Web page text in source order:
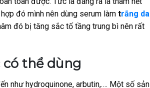
đó mình nên dùng serum làm trắng da
đó bị tăng sắc tố tầng trung bì nên rất
có thể dùng
như hydroquinone, arbutin,…. Một số sản